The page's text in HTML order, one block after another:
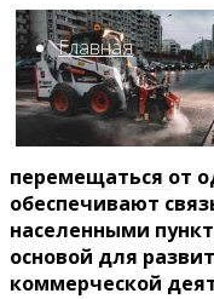
Главная
Все новости
перемещаться от
обеспечивают
населенными
основой для
коммерческой